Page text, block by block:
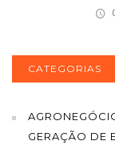
CATEGORIAS
GERAÇÃO DE